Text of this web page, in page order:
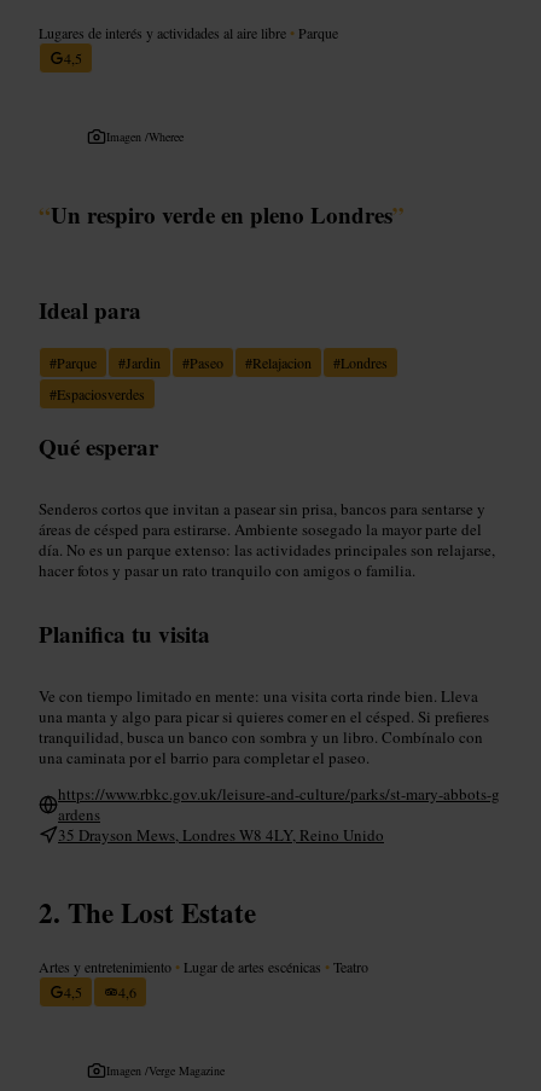
Lugares de interés y actividades al aire libre • Parque
4,5
Imagen /Wheree
“Un respiro verde en pleno Londres”
Ideal para
#Parque #Jardin #Paseo #Relajacion #Londres
#Espaciosverdes
Qué esperar
Senderos cortos que invitan a pasear sin prisa, bancos para sentarse y
áreas de césped para estirarse. Ambiente sosegado la mayor parte del
día. No es un parque extenso: las actividades principales son relajarse,
hacer fotos y pasar un rato tranquilo con amigos o familia.
Planifica tu visita
Ve con tiempo limitado en mente: una visita corta rinde bien. Lleva
una manta y algo para picar si quieres comer en el césped. Si prefieres
tranquilidad, busca un banco con sombra y un libro. Combínalo con
una caminata por el barrio para completar el paseo.
https://www.rbkc.gov.uk/leisure-and-culture/parks/st-mary-abbots-g
ardens
35 Drayson Mews, Londres W8 4LY, Reino Unido
The Lost Estate
Artes y entretenimiento • Lugar de artes escénicas •Teatro
4,5
4,6
Imagen /Verge Magazine